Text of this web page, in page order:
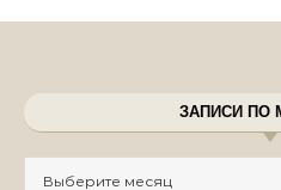
ЗАПИСИ ПО